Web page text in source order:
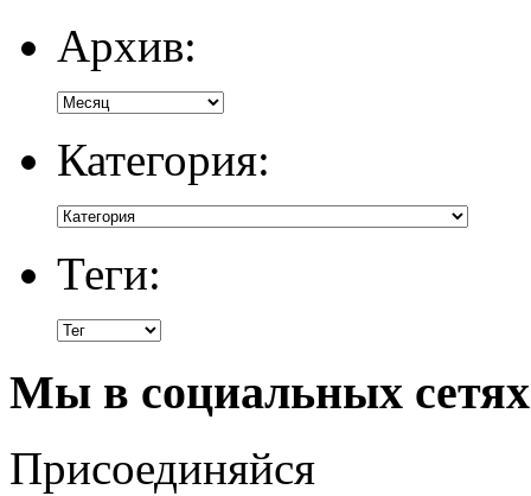
Архив:
Категория:
Теги:
Мы в социальных сетях
Присоединяйся